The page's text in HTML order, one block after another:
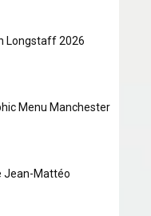
Longstaff 2026
Menu Manchester
Jean-Mattéo